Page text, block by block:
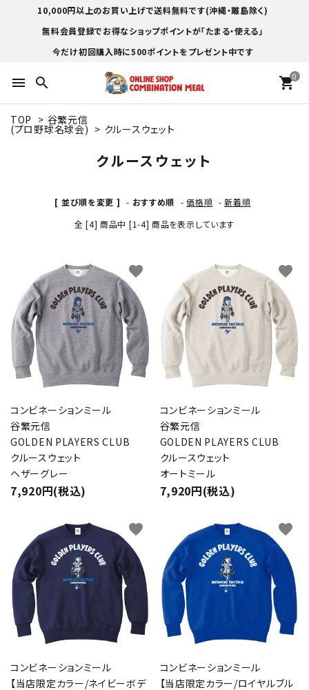
10,000円以上のお買い上げで送料無料です(沖縄・離島除く)
無料会員登録でお得なショップポイントが「たまる・使える」
今だけ初回購入時に500ポイントをプレゼント中です
menu search 0
shopping_cart
TOP > 谷繁元信
(プロ野球名球会) > クルースウェット
クルースウェット
[ 並び順を変更 ] - おすすめ順 -価格順 -新着順
全 [4] 商品中 [1-4] 商品を表示しています
コンビネーションミール
谷繁元信
GOLDEN PLAYERS CLUB
クルースウェット
ヘザーグレー
7,920円(税込)
favorite
コンビネーションミール
谷繁元信
GOLDEN PLAYERS CLUB
クルースウェット
オートミール
7,920円(税込)
favorite
コンビネーションミール
【当店限定カラー/ネイビーボデ
favorite
コンビネーションミール
【当店限定カラー/ロイヤルブル
favorite